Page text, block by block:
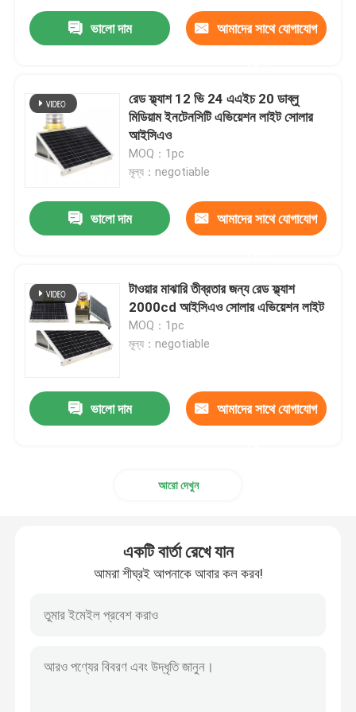
ভালো দাম আমাদের সাথে যোগাযোগ
রেড ফ্ল্যাশ 12 ভি 24 এএইচ 20 ডাব্লু
মিডিয়াম ইনটেনসিটি এভিয়েশন লাইট সোলার
আইসিএও
MOQ：1pc
মূল্য：negotiable
ভালো দাম আমাদের সাথে যোগাযোগ
টাওয়ার মাঝারি তীব্রতার জন্য রেড ফ্ল্যাশ
2000cd আইসিএও সোলার এভিয়েশন লাইট
MOQ：1pc
মূল্য：negotiable
ভালো দাম আমাদের সাথে যোগাযোগ
আরো দেখুন
একটি বার্তা রেখে যান
আমরা শীঘ্রই আপনাকে আবার কল করব!